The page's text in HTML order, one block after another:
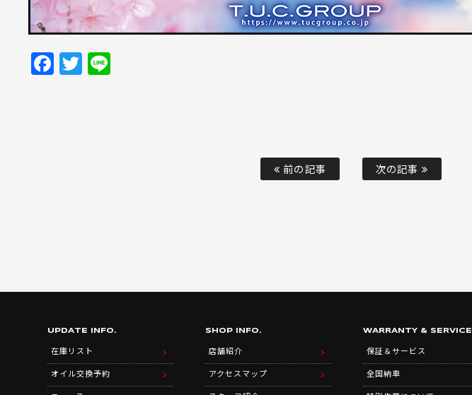
Facebook
Twitter
前の記事 次の記事
UPDATE INFO.
在庫リスト
オイル交換予約
SHOP INFO.
店舗紹介
アクセスマップ
WARRANTY & SERVICE
保証＆サービス
全国納車